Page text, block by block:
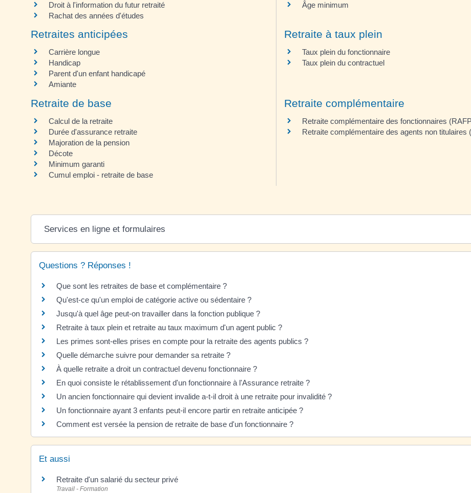
Droit à l'information du futur retraité
Rachat des années d'études
Âge minimum
Retraites anticipées
Carrière longue
Handicap
Parent d'un enfant handicapé
Amiante
Retraite à taux plein
Taux plein du fonctionnaire
Taux plein du contractuel
Retraite de base
Calcul de la retraite
Durée d'assurance retraite
Majoration de la pension
Décote
Minimum garanti
Cumul emploi - retraite de base
Retraite complémentaire
Retraite complémentaire des fonctionnaires
Retraite complémentaire des agents non titulaires
Services en ligne et formulaires
Questions ? Réponses !
Que sont les retraites de base et complémentaire ?
Qu'est-ce qu'un emploi de catégorie active ou sédentaire ?
Jusqu'à quel âge peut-on travailler dans la fonction publique ?
Retraite à taux plein et retraite au taux maximum d'un agent public ?
Les primes sont-elles prises en compte pour la retraite des agents publics ?
Quelle démarche suivre pour demander sa retraite ?
À quelle retraite a droit un contractuel devenu fonctionnaire ?
En quoi consiste le rétablissement d'un fonctionnaire à l'Assurance retraite ?
Un ancien fonctionnaire qui devient invalide a-t-il droit à une retraite pour invalidité ?
Un fonctionnaire ayant 3 enfants peut-il encore partir en retraite anticipée ?
Comment est versée la pension de retraite de base d'un fonctionnaire ?
Et aussi
Retraite d'un salarié du secteur privé
Travail - Formation